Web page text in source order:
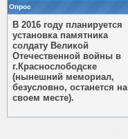
Опрос
В 2016 году планируется
установка памятника
солдату Великой
Отечественной войны в
г.Краснослободске
(нынешний мемориал,
безусловно, останется на
своем месте).